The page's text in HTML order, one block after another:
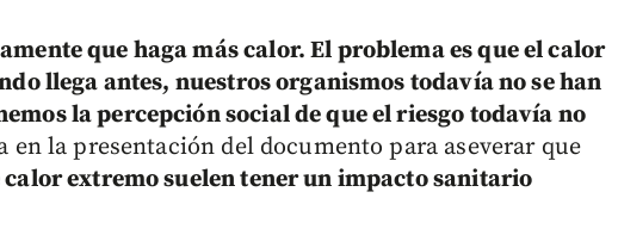
que haga más calor. El problema es que el calor
llega antes, nuestros organismos todavía no se han
la percepción social de que el riesgo todavía no
en la presentación del documento para aseverar que
extremo suelen tener un impacto sanitario